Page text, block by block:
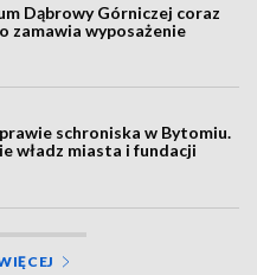
Dąbrowy Górniczej coraz
zamawia wyposażenie
schroniska w Bytomiu.
władz miasta i fundacji